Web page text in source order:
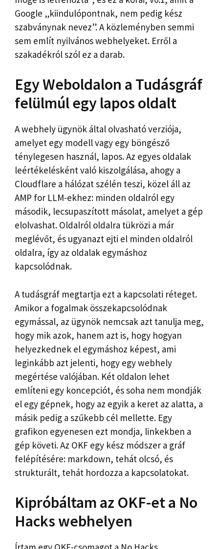
Google „kiindulópontnak, nem pedig kész
szabványnak nevez”. A közleményben semmi
sem említ nyilvános webhelyeket. Erről a
szakadékról szól ez a darab.
Egy Weboldalon a Tudásgráf
felülmúl egy lapos oldalt
A webhely ügynök által olvasható verziója,
amelyet egy modell vagy egy böngésző
ténylegesen használ, lapos. Az egyes oldalak
leértékelésként való kiszolgálása, ahogy a
Cloudflare a hálózat szélén teszi, közel áll az
AMP for LLM-ekhez: minden oldalról egy
második, lecsupaszított másolat, amelyet a gép
elolvashat. Oldalról oldalra tükrözi a már
meglévőt, és ugyanazt ejti el minden oldalról
oldalra, így az oldalak egymáshoz
kapcsolódnak.
A tudásgráf megtartja ezt a kapcsolati réteget.
Amikor a fogalmak összekapcsolódnak
egymással, az ügynök nemcsak azt tanulja meg,
hogy mik azok, hanem azt is, hogy hogyan
helyezkednek el egymáshoz képest, ami
leginkább azt jelenti, hogy egy webhely
megértése valójában. Két oldalon lehet
említeni egy koncepciót, és soha nem mondják
el egy gépnek, hogy az egyik a keret az alatta, a
másik pedig a szűkebb cél mellette. Egy
grafikon egyenesen ezt mondja, linkekben a
gép követi. Az OKF egy kész módszer a gráf
felépítésére: markdown, tehát olcsó, és
strukturált, tehát hordozza a kapcsolatokat.
Kipróbáltam az OKF-et a No
Hacks webhelyen